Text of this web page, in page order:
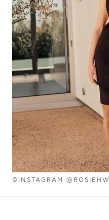
©INSTAGRAM @ROSIEHW